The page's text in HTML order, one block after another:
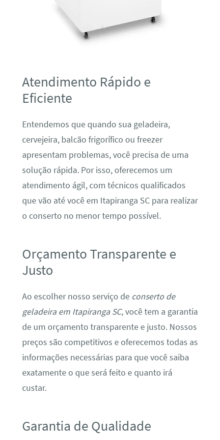
Atendimento Rápido e
Eficiente
Entendemos que quando sua geladeira,
cervejeira, balcão frigorífico ou freezer
apresentam problemas, você precisa de uma
solução rápida. Por isso, oferecemos um
atendimento ágil, com técnicos qualificados
que vão até você em Itapiranga SC para realizar
o conserto no menor tempo possível.
Orçamento Transparente e
Justo
Ao escolher nosso serviço de conserto de
geladeira em Itapiranga SC, você tem a garantia
de um orçamento transparente e justo. Nossos
preços são competitivos e oferecemos todas as
informações necessárias para que você saiba
exatamente o que será feito e quanto irá
custar.
Garantia de Qualidade